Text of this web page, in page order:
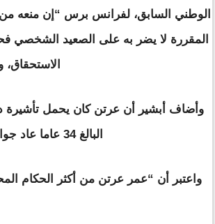
الوطني السابق، لفرانس برس “إن منعه من
المقررة لا يضر به على الصعيد الشخصي
وأضاف أبشير أن عرتن كان يحمل تأشيرة
البالغ 34 عاما عاد جوا إلى إسطنبول حيث كان يقيم.
واعتبر أن “عمر عرتن من أكثر الحكام